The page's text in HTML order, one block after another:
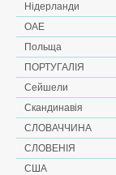
Нідерланди
ОАЕ
Польща
ПОРТУГАЛІЯ
Сейшели
Скандинавія
СЛОВАЧЧИНА
СЛОВЕНІЯ
США